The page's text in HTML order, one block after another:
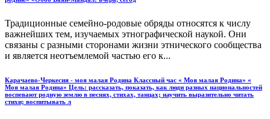
Традиционные семейно-родовые обряды относятся к числу
важнейших тем, изучаемых этнографической наукой. Они
связаны с разными сторонами жизни этнического сообщества
и является неотъемлемой частью его к...
Карачаево-Черкесия - моя малая Родина Классный час « Моя малая Родина» «
Моя малая Родина» Цель: рассказать, показать, как люди разных национальностей
воспевают родную землю в песнях, стихах, танцах; научить выразительно читать
стихи; воспитывать л